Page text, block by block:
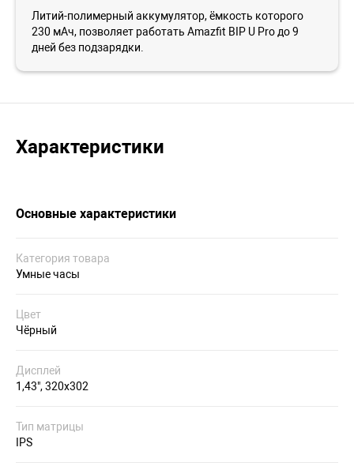
Литий-полимерный аккумулятор, ёмкость которого
230 мАч, позволяет работать Amazfit BIP U Pro до 9
дней без подзарядки.
Характеристики
Основные характеристики
Категория товара
Умные часы
Цвет
Чёрный
Дисплей
1,43", 320x302
Тип матрицы
IPS